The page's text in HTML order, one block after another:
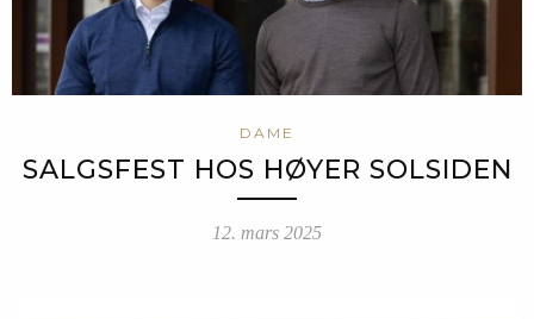
DAME
SALGSFEST HOS HØYER SOLSIDEN
12. mars 2025